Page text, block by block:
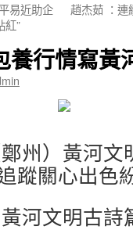
易近助企
紅”
趙杰茹 ：連
養行情寫黃
州）黃河
蹤關心出
河文明古詩